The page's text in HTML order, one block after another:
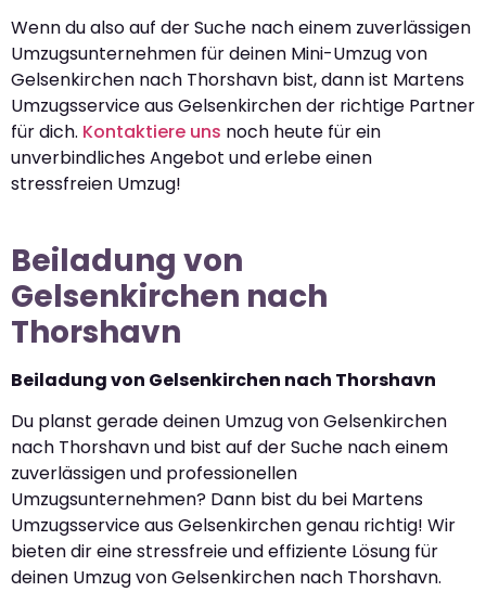
Wenn du also auf der Suche nach einem zuverlässigen
Umzugsunternehmen für deinen Mini-Umzug von
Gelsenkirchen nach Thorshavn bist, dann ist Martens
Umzugsservice aus Gelsenkirchen der richtige Partner
für dich. Kontaktiere uns noch heute für ein
unverbindliches Angebot und erlebe einen
stressfreien Umzug!
Beiladung von
Gelsenkirchen nach
Thorshavn
Beiladung von Gelsenkirchen nach Thorshavn
Du planst gerade deinen Umzug von Gelsenkirchen
nach Thorshavn und bist auf der Suche nach einem
zuverlässigen und professionellen
Umzugsunternehmen? Dann bist du bei Martens
Umzugsservice aus Gelsenkirchen genau richtig! Wir
bieten dir eine stressfreie und effiziente Lösung für
deinen Umzug von Gelsenkirchen nach Thorshavn.